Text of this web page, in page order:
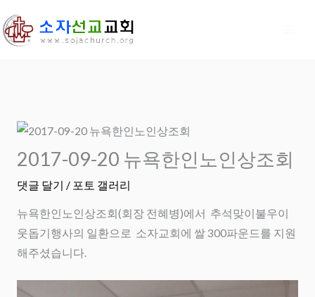
텐
츠
2017-09-20 뉴욕한인노인상조회
댓글 달기 / 포토 갤러리
뉴욕한인노인상조회(회장 전혜병)에서 추석맞이불우이
웃돕기행사의 일환으로 소자교회에 쌀 300파운드를 지원
해주셨습니다.